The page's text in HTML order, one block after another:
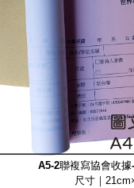
A5-2聯複寫協會收
尺寸｜